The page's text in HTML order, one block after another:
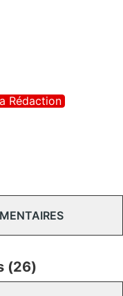
Rédaction
(26)